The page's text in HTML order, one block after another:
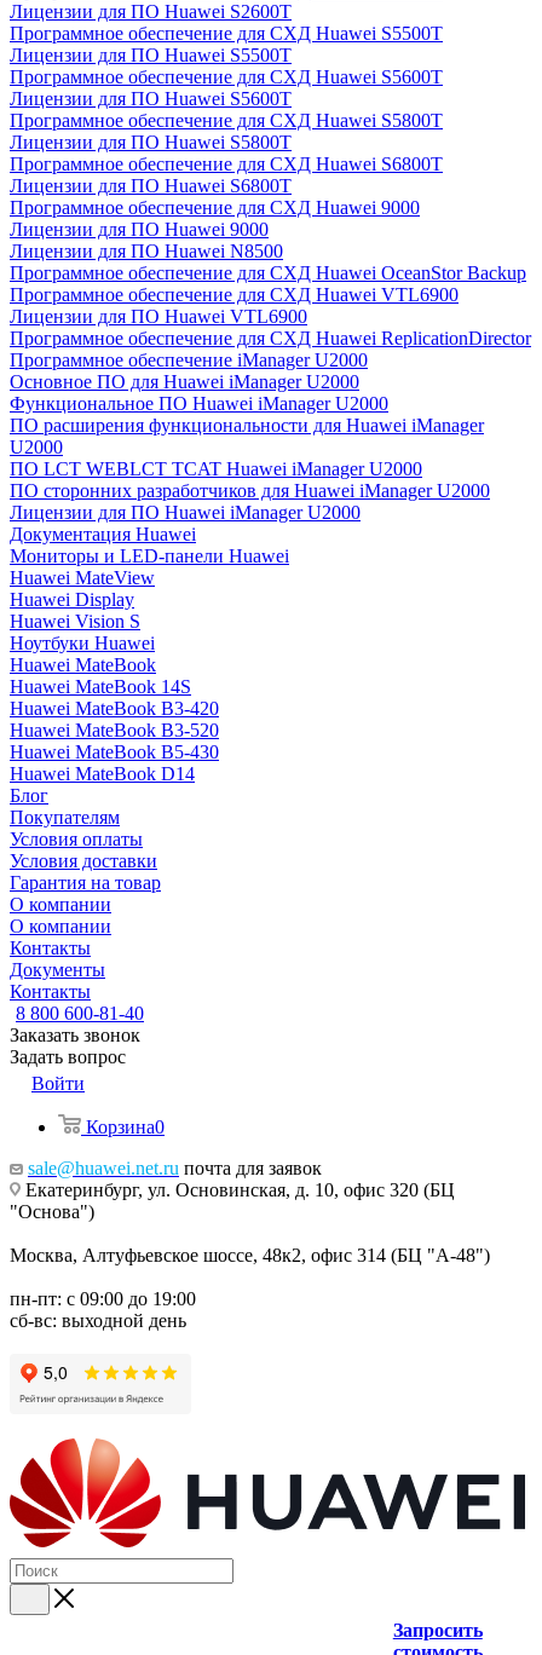
Лицензии для ПО Huawei S2600T
Программное обеспечение для СХД Huawei S5500T
Лицензии для ПО Huawei S5500T
Программное обеспечение для СХД Huawei S5600T
Лицензии для ПО Huawei S5600T
Программное обеспечение для СХД Huawei S5800T
Лицензии для ПО Huawei S5800T
Программное обеспечение для СХД Huawei S6800T
Лицензии для ПО Huawei S6800T
Программное обеспечение для СХД Huawei 9000
Лицензии для ПО Huawei 9000
Лицензии для ПО Huawei N8500
Программное обеспечение для СХД Huawei OceanStor Backup
Программное обеспечение для СХД Huawei VTL6900
Лицензии для ПО Huawei VTL6900
Программное обеспечение для СХД Huawei ReplicationDirector
Программное обеспечение iManager U2000
Основное ПО для Huawei iManager U2000
Функциональное ПО Huawei iManager U2000
ПО расширения функциональности для Huawei iManager
U2000
ПО LCT WEBLCT TCAT Huawei iManager U2000
ПО сторонних разработчиков для Huawei iManager U2000
Лицензии для ПО Huawei iManager U2000
Документация Huawei
Мониторы и LED-панели Huawei
Huawei MateView
Huawei Display
Huawei Vision S
Ноутбуки Huawei
Huawei MateBook
Huawei MateBook 14S
Huawei MateBook B3-420
Huawei MateBook B3-520
Huawei MateBook B5-430
Huawei MateBook D14
Блог
Покупателям
Условия оплаты
Условия доставки
Гарантия на товар
О компании
О компании
Контакты
Документы
Контакты
8 800 600-81-40
Заказать звонок
Задать вопрос
Войти
Корзина0
sale@huawei.net.ru почта для заявок
Екатеринбург, ул. Основинская, д. 10, офис 320 (БЦ
"Основа")
Москва, Алтуфьевское шоссе, 48к2, офис 314 (БЦ "А-48")
пн-пт: с 09:00 до 19:00
сб-вс: выходной день
Запросить